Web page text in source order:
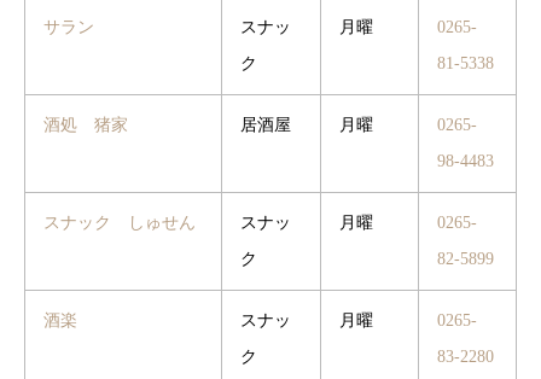
サラン
スナッ
ク
月曜
0265-
81-5338
酒処 猪家 居酒屋 月曜
0265-
98‐4483
スナック しゅせん
スナッ
ク
月曜
0265-
82-5899
酒楽
スナッ
ク
月曜
0265-
83-2280